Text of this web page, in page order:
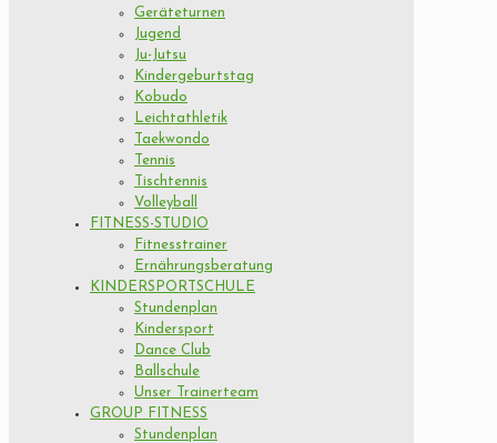
Geräteturnen
Jugend
Ju-Jutsu
Kindergeburtstag
Kobudo
Leichtathletik
Taekwondo
Tennis
Tischtennis
Volleyball
FITNESS-STUDIO
Fitnesstrainer
Ernährungsberatung
KINDERSPORTSCHULE
Stundenplan
Kindersport
Dance Club
Ballschule
Unser Trainerteam
GROUP FITNESS
Stundenplan